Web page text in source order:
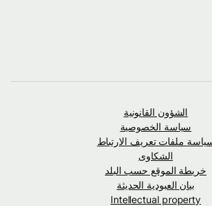
الشؤون القانونية
سياسة الخصوصية
ملفات تعريف الارتباط
الشكاوى
خريطة الموقع حسب البلد
بيان العبودية الحديثة
Intellectual property